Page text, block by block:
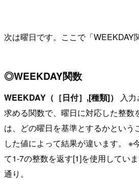
次は曜日です。ここで「WEEKDAY
◎WEEKDAY関数
WEEKDAY（［日付］,[種類]）
入
求める関数で、曜日に対応した整数
は、どの曜日を基準とするかという
した値によって結果が違います。 ※
て1-7の整数を返す[1]を使用してい
通り。